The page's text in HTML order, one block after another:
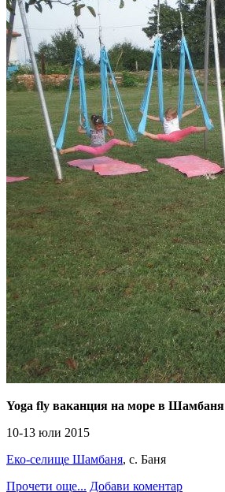
Yoga fly ваканция на море в Шамбаня
10-13 юли 2015
Еко-селище Шамбаня, с. Баня
Прочети още... Добави коментар